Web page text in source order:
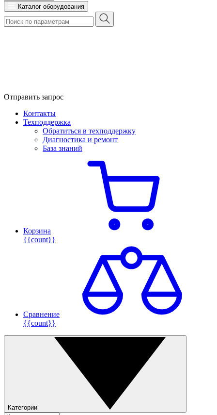
Каталог оборудования
Отправить запрос
Контакты
Техподдержка
Обратиться в техподдержку
Диагностика и ремонт
База знаний
Корзина
{{count}}
Сравнение
{{count}}
Категории